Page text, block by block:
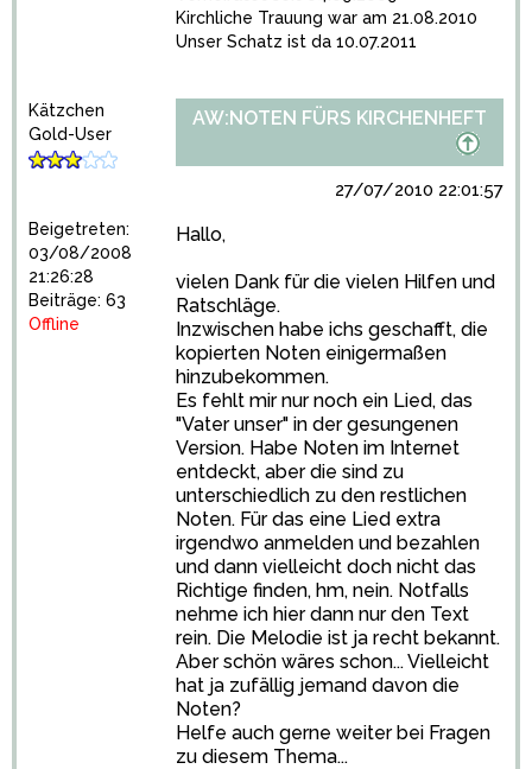
Kirchliche Trauung war am 21.08.2010
Unser Schatz ist da 10.07.2011
Kätzchen
Gold-User
Beigetreten:
03/08/2008
21:26:28
Beiträge: 63
Offline
AW:NOTEN FÜRS KIRCHENHEFT
27/07/2010 22:01:57
Hallo,
vielen Dank für die vielen Hilfen und
Ratschläge.
Inzwischen habe ichs geschafft, die
kopierten Noten einigermaßen
hinzubekommen.
Es fehlt mir nur noch ein Lied, das
"Vater unser" in der gesungenen
Version. Habe Noten im Internet
entdeckt, aber die sind zu
unterschiedlich zu den restlichen
Noten. Für das eine Lied extra
irgendwo anmelden und bezahlen
und dann vielleicht doch nicht das
Richtige finden, hm, nein. Notfalls
nehme ich hier dann nur den Text
rein. Die Melodie ist ja recht bekannt.
Aber schön wäres schon... Vielleicht
hat ja zufällig jemand davon die
Noten?
Helfe auch gerne weiter bei Fragen
zu diesem Thema...